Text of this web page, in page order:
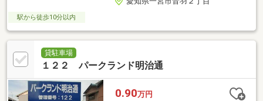
駅から徒歩10分以内
貸駐車場
１２２ パークランド明治通
0.90万円